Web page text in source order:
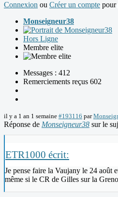
Connexion ou Créer un compte pour
Monseigneur38
Hors Ligne
Membre elite
Messages : 412
Remerciements reçus 602
il y a 1 an 1 semaine #193116 par
Réponse de Monseigneur38 sur le
ETR1000 écrit:
Je pense faire la Vaujany le 24 août
même si le CR de Gilles sur la